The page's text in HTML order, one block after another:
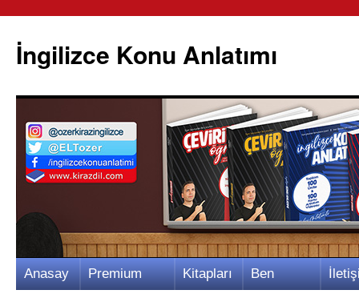
İngilizce Konu Anlatımı
İçeriğe
Anasay Premium Kitapları Ben